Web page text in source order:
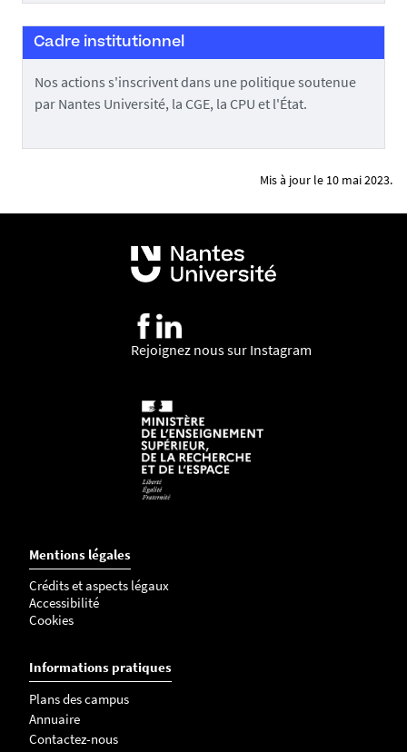
Cadre institutionnel
Nos actions s'inscrivent dans une politique soutenue
par Nantes Université, la CGE, la CPU et l'État.
Mis à jour le 10 mai 2023.
Rejoignez nous sur Instagram
Mentions légales
Crédits et aspects légaux
Accessibilité
Cookies
Informations pratiques
Plans des campus
Annuaire
Contactez-nous